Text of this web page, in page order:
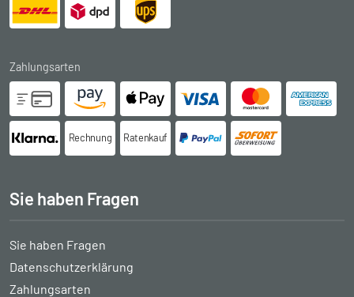
Zahlungsarten
Rechnung Ratenkauf
Sie haben Fragen
Sie haben Fragen
Datenschutzerklärung
Zahlungsarten